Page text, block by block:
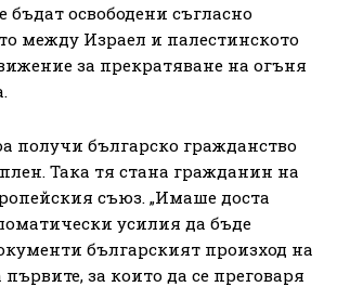
освободени съгласно
между Израел и палестинското
за прекратяване на огъня
получи българско гражданство
Така тя стана гражданин на
съюз. „Имаше доста
усилия да бъде
българският произход на
първите, за които да се преговаря